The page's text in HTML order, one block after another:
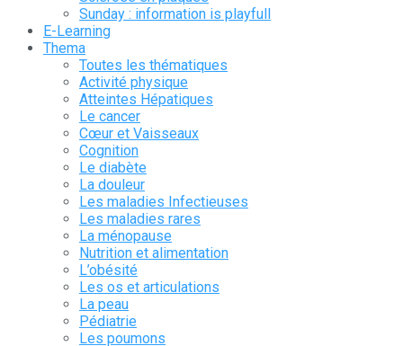
Sunday : information is playfull
E-Learning
Thema
Toutes les thématiques
Activité physique
Atteintes Hépatiques
Le cancer
Cœur et Vaisseaux
Cognition
Le diabète
La douleur
Les maladies Infectieuses
Les maladies rares
La ménopause
Nutrition et alimentation
L’obésité
Les os et articulations
La peau
Pédiatrie
Les poumons